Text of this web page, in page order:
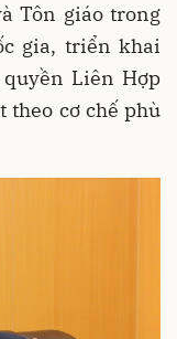
Tôn giáo trong
gia, triển khai
Liên Hợp
theo cơ chế phù